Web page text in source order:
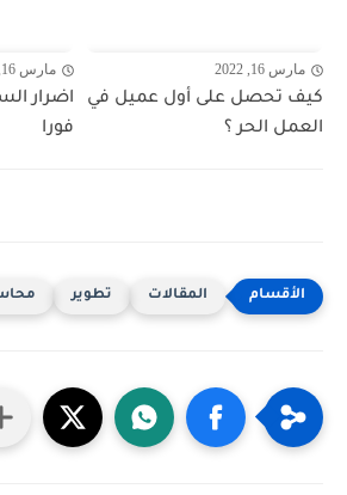
مارس 16, 2022
كيف تحصل على أول عميل في
العمل الحر ؟
مارس 16, 2022
اضرار
فورا
المقالات تطوير